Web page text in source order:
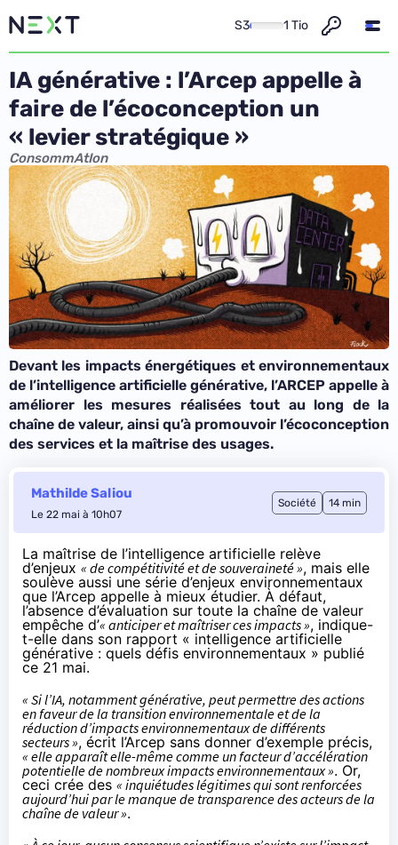
S3 1 Tio
IA générative : l’Arcep appelle à
faire de l’écoconception un
« levier stratégique »
ConsommAtIon
Devant les impacts énergétiques et environnementaux
de l’intelligence artificielle générative, l’ARCEP appelle à
améliorer les mesures réalisées tout au long de la
chaîne de valeur, ainsi qu’à promouvoir l’écoconception
des services et la maîtrise des usages.
Mathilde Saliou
Le 22 mai à 10h07
Société 14 min
La maîtrise de l’intelligence artificielle relève
d’enjeux « de compétitivité et de souveraineté », mais elle
soulève aussi une série d’enjeux environnementaux
que l’Arcep appelle à mieux étudier. À défaut,
l’absence d’évaluation sur toute la chaîne de valeur
empêche d’« anticiper et maîtriser ces impacts », indique-
t-elle dans son rapport « intelligence artificielle
générative : quels défis environnementaux » publié
ce 21 mai.
« Si l’IA, notamment générative, peut permettre des actions
en faveur de la transition environnementale et de la
réduction d’impacts environnementaux de différents
secteurs », écrit l’Arcep sans donner d’exemple précis,
« elle apparaît elle-même comme un facteur d’accélération
potentielle de nombreux impacts environnementaux ». Or,
ceci crée des « inquiétudes légitimes qui sont renforcées
aujourd’hui par le manque de transparence des acteurs de la
chaîne de valeur ».